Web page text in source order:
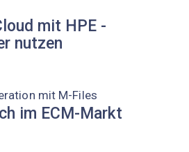
mit HPE
nutzen
mit M-Files
im ECM-Markt